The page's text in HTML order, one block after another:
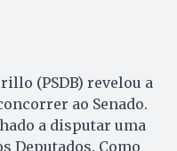
(PSDB) revelou a
ao Senado.
a disputar uma
Deputados. Como